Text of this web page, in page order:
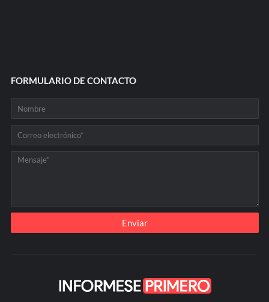
FORMULARIO DE CONTACTO